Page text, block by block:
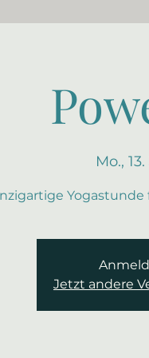
Mo.,
Jetzt andere